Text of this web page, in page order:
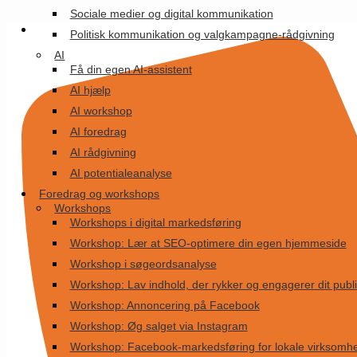
Sociale medier og digital kommunikation
Politisk kommunikation og valgkampagne-rådgivning
AI
Få din egen AI-assistent
AI hjælp
AI workshop
AI foredrag
AI rådgivning
AI potentialeanalyse
Foredrag og workshops
Workshops
Workshops i digital markedsføring
Workshop: Lær at SEO-optimere din egen hjemmeside
Workshop i søgeordsanalyse
Workshop: Lav indhold, der rykker og engagerer dit
Workshop: Annoncering på Facebook
Workshop: Øg salget via Instagram
Workshop: Facebook-markedsføring for lokale